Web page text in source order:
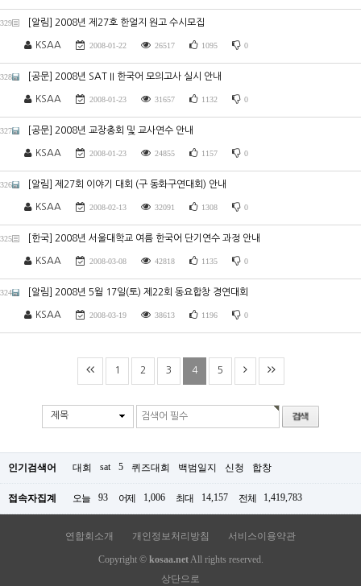
329 [알림] 2008년 제27호 한얼지 원고 수시모집
KSAA 2008-01-22 26517 1095 0
328 [공문] 2008년 SAT II 한국어 모의고사 실시 안내
KSAA 2008-01-23 31657 1132 0
327 [공문] 2008년 교장총회 및 교사연수 안내
KSAA 2008-01-23 24855 1157 0
326 [알림] 제27회 이야기 대회 (구 동화구연대회) 안내
KSAA 2008-02-13 32091 1308 0
325 [한국] 2008년 서울대학교 여름 한국어 단기연수 과정 안내
KSAA 2008-03-08 42818 1135 0
324 [알림] 2008년 5월 17일(토) 제22회 동요합창 경연대회
KSAA 2008-03-19 38613 1196 0
1 2 3 4 5
제목
인기검색어 대회 sat 5 퀴즈대회 백범일지 신청 합창
접속자집계 오늘 93 어제 1,006 최대 14,157 전체 1,419,783
연합회소개 개인정보처리방침 서비스이용약관
Copyright © kosaa.netAll rights reserved.
상단으로